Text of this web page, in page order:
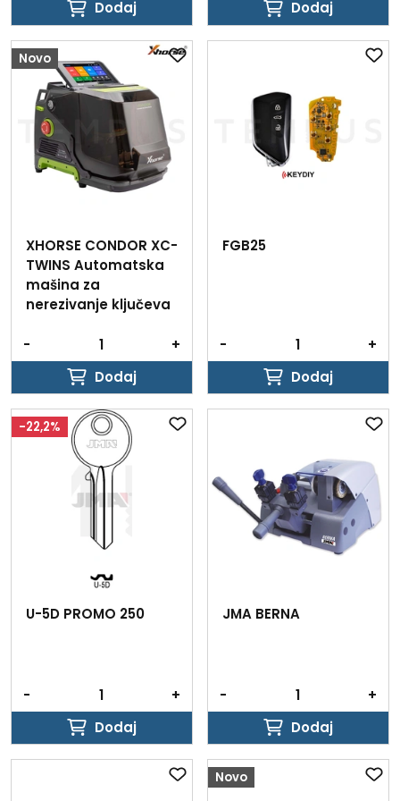
Dodaj
Dodaj
Dodaj
Dodaj
Novo
XHORSE CONDOR XC-
TWINS Automatska
mašina za
nerezivanje ključeva
-
+
Dodaj
Dodaj
FGB25
-
+
Dodaj
Dodaj
-22,2%
U-5D PROMO 250
-
+
Dodaj
Dodaj
JMA BERNA
-
+
Dodaj
Dodaj
Novo